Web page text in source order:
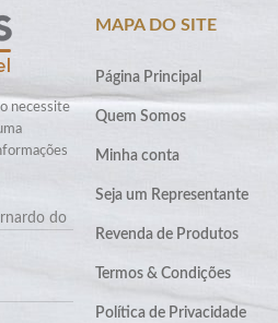
necessite
do
MAPA DO SITE
Página Principal
Quem Somos
Minha conta
Seja um Representante
Revenda de Produtos
Termos & Condições
Política de Privacidade